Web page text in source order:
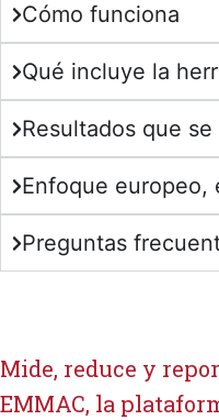
Cómo funciona
Qué incluye la
Resultados que
Enfoque europeo,
Preguntas
Mide, reduce y
EMMAC, la